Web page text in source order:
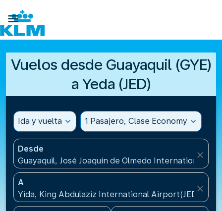

Vuelos desde Guayaquil (GYE)
a Yeda (JED)
Ida y vuelta expand_more 1 Pasajero, Clase Economy expand_more
Desde
Guayaquil, José Joaquín de Olmedo International
close
A
Yida, King Abdulaziz International Airport(JED),
close